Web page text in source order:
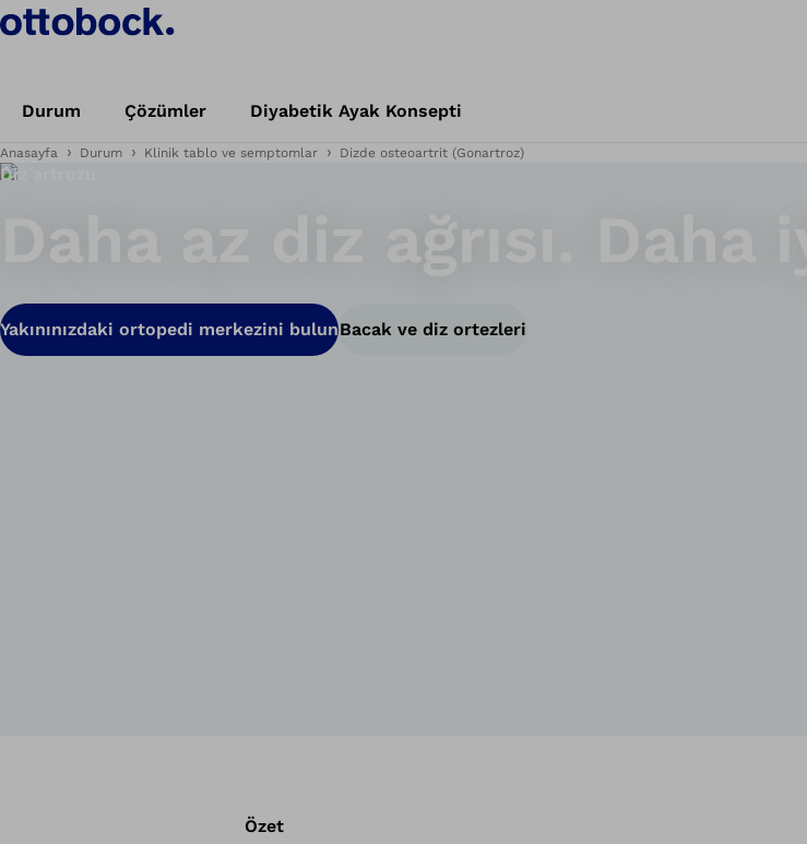
Durum Çözümler Diyabetik Ayak Konsepti
Anasayfa Durum Klinik tablo ve semptomlar Dizde osteoartrit (Gonartroz)
Diz artrozu
Yakınınızdaki ortopedi merkezini bulunBacak ve diz ortezleri
Özet